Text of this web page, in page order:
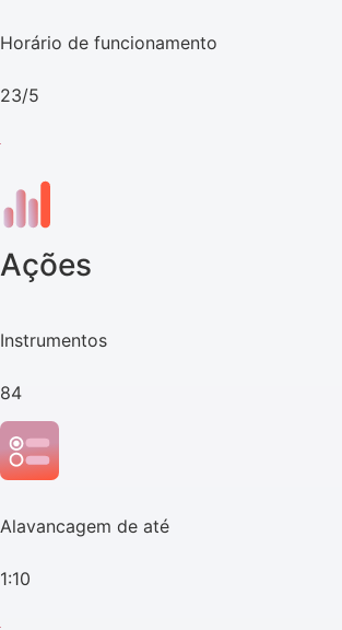
Horário de funcionamento
23/5
Ações
Instrumentos
84
Alavancagem de até
1:10